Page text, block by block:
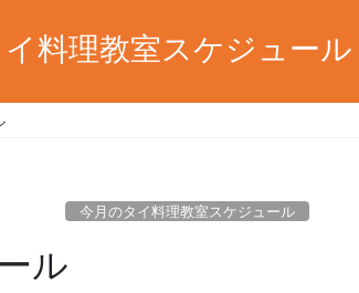
料理教室スケジュール
今月のタイ料理教室スケジュール
ル